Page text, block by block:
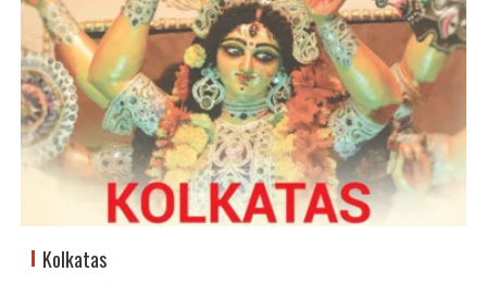
Kolkatas